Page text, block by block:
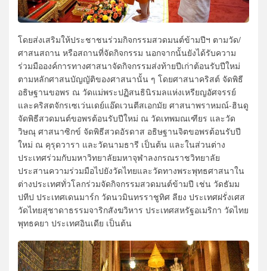
โดยส่งเสริมให้ประชาชนร่วมกิจกรรมสวดมนต์ข้ามปีฯ ตามวัด/
ศาสนสถาน หรือสถานที่จัดกิจกรรม นอกจากนั้นยังได้รับความ
ร่วมมือองค์การทางศาสนาจัดกิจกรรมส่งท้ายปีเก่าต้อนรับปีใหม่
ตามหลักศาสนบัญญัติของศาสนานั้น ๆ โดยศาสนาคริสต์ จัดพิธี
อธิษฐานขอพร ณ วัดแม่พระปฏิสนธินิรมลแห่งเหรียญอัศจรรย์
และคริสตจักรเซเว่นเดย์แอ๊ดเวนตีสเอกมัย ศาสนาพราหมณ์-ฮินดู
จัดพิธีสวดมนต์ขอพรต้อนรับปีใหม่ ณ วัดเทพมณเฑียร และวัด
วิษณุ ศาสนาซิกข์ จัดพิธีสวดอัรดาส อธิษฐานจิตขอพรต้อนรับปี
ใหม่ ณ คุรุดวารา และวัดนามธารี เป็นต้น และในส่วนต่าง
ประเทศร่วมกับมหาวิทยาลัยมหาจุฬาลงกรณราชวิทยาลัย
ประสานความร่วมมือไปยังวัดไทยและวัดทางพระพุทธศาสนาใน
ต่างประเทศทั่วโลกร่วมจัดกิจกรรมสวดมนต์ข้ามปี เช่น วัดธัมม
ปทีป ประเทศเดนมาร์ก วัดนวมินทรราชูทิศ ลียง ประเทศฝรั่งเศส
วัดไทยสุชาดาธรรมจาริกสังฆวิหาร ประเทศสหรัฐอเมริกา วัดไทย
พุทธคยา ประเทศอินเดีย เป็นต้น